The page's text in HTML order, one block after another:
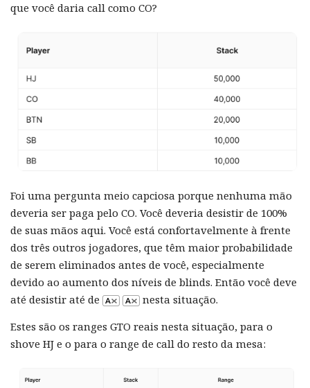
que você daria call como CO?
Foi uma pergunta meio capciosa porque nenhuma mão
deveria ser paga pelo CO. Você deveria desistir de 100%
de suas mãos aqui. Você está confortavelmente à frente
dos três outros jogadores, que têm maior probabilidade
de serem eliminados antes de você, especialmente
devido ao aumento dos níveis de blinds. Então você deve
até desistir até de
nesta situação.
Estes são os ranges GTO reais nesta situação, para o
shove HJ e o para o range de call do resto da mesa: